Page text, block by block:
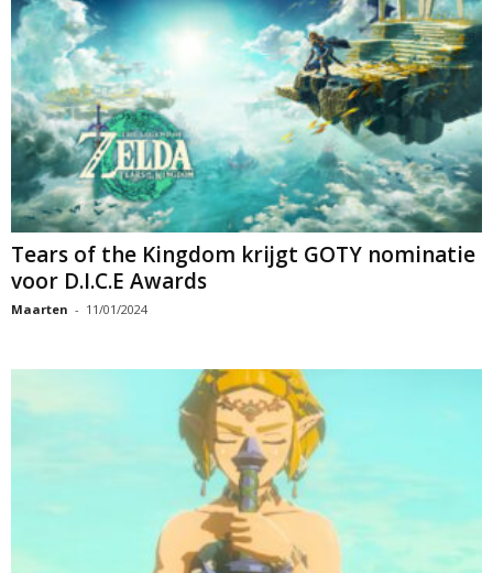
Tears of the Kingdom krijgt GOTY nominatie
voor D.I.C.E Awards
Maarten - 11/01/2024